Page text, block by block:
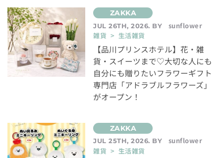
JUL 26TH, 2026. BY
sunflower
雑貨 > 生活雑貨
【品川プリンスホテル】花・雑
貨・スイーツまで♡大切な人にも
自分にも贈りたいフラワーギフト
専門店「アドラブルフラワーズ」
がオープン！
JUL 25TH, 2026. BY
sunflower
雑貨 > 生活雑貨